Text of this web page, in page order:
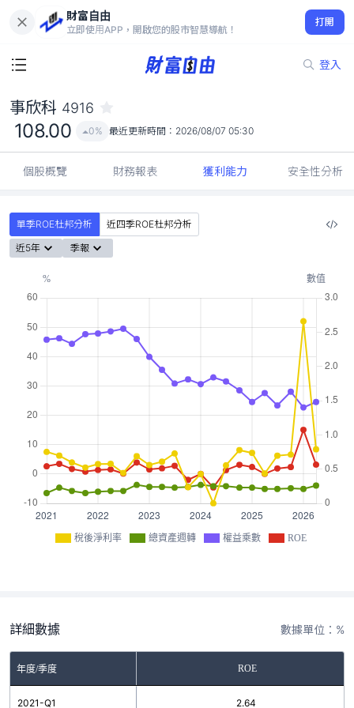
財富自由
立即使用APP，開啟您的股市智慧導航！
打開
登入
108.00
0%
事欣科 4916
108.00 0% 最近更新時間： 2026/08/07 05:30
個股概覽 財務報表 獲利能力 安全性分析
單季ROE杜邦分析
近四季ROE杜邦分析
近5年
季報
稅後淨利率 總資產週轉 權益乘數 ROE
詳細數據 數據單位：%
年度/季度 ROE
2021-Q1 2.64